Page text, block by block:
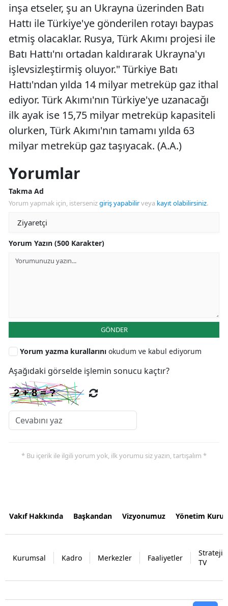
inşa etseler, şu an Ukrayna üzerinden Batı
Hattı ile Türkiye'ye gönderilen rotayı baypas
etmiş olacaklar. Rusya, Türk Akımı projesi ile
Batı Hattı'nı ortadan kaldırarak Ukrayna'yı
işlevsizleştirmiş oluyor." Türkiye Batı
Hattı'ndan yılda 14 milyar metreküp gaz ithal
ediyor. Türk Akımı'nın Türkiye'ye uzanacağı
ilk ayak ise 15,75 milyar metreküp kapasiteli
olurken, Türk Akımı'nın tamamı yılda 63
milyar metreküp gaz taşıyacak. (A.A.)
Yorumlar
Takma Ad
Yorum yapmak için, istersenizgiriş yapabilirveya kayıt olabilirsiniz.
Yorum Yazın (500 Karakter)
GÖNDER
Yorum yazma kurallarını okudum ve kabul ediyorum
Aşağıdaki görselde işlemin sonucu kaçtır?
* Bu içerik ile ilgili yorum yok, ilk yorumu siz yazın, tartışalım *
Vakıf Hakkında Başkandan Vizyonumuz Yönetim
Kurumsal Kadro Merkezler Faaliyetler
Strateji
TV